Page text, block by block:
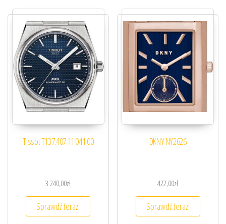
Tissot T137.407.11.041.00
3 240,00zł
Sprawdź teraz!
DKNY NY2626
422,00zł
Sprawdź teraz!